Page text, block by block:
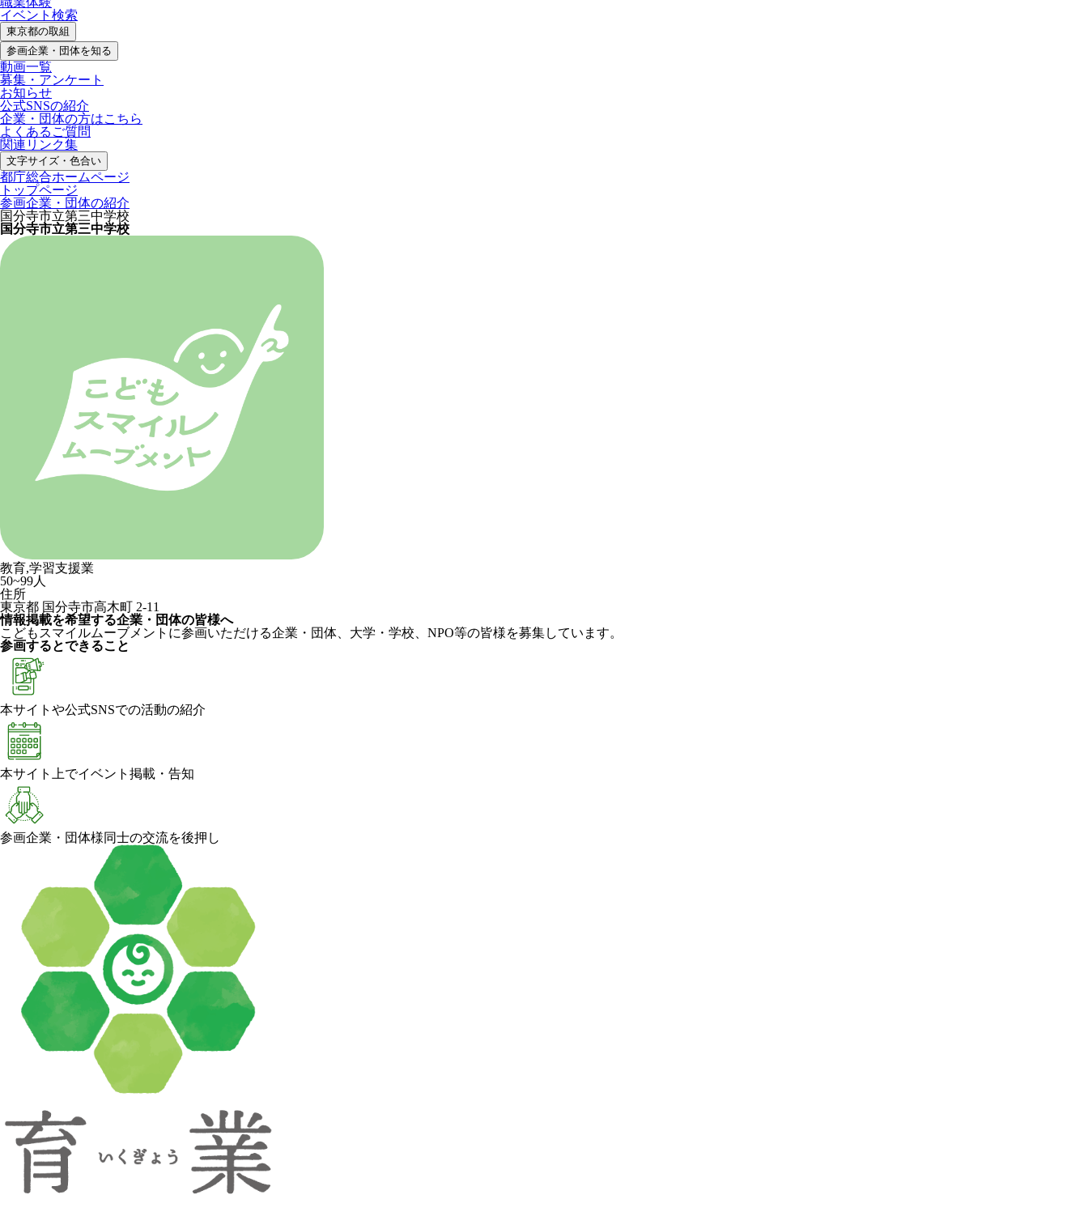
イベント検索
東京都の取組
参画企業・ 団体を知る
動画一覧
募集・ アンケート
お知らせ
公式SNSの紹介
企業・団体の方はこちら
よくあるご質問
関連リンク集
文字サイズ・色合い
都庁総合ホームページ
トップページ
参画企業・団体の紹介
国分寺市立第三中学校
国分寺市立第三中学校
教育,学習支援業
50~99人
住所
東京都 国分寺市高木町 2-11
情報掲載を希望する企業・団体の皆様へ
こどもスマイルムーブメントに参画いただける企業・団体、大学・学校、NPO等の皆様を募集しています。
参画するとできること
本サイトや公式SNSでの活動の紹介
本サイト上でイベント掲載・告知
参画企業・団体様同士の交流を後押し